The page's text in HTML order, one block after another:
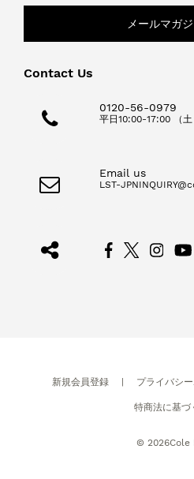
メールマガ
Contact Us
0120-56-0979
平日10:00-17:00 （土
Email us
LST-
新規会員登録 プライバシ
特商法に基づ
© 2026Cole